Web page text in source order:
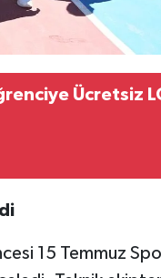
Ücretsiz
15 Temmuz